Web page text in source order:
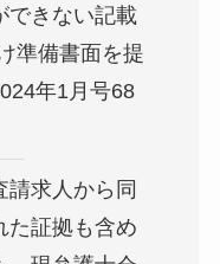
できない記載
準備書面を提
年1月号68
請求人から同
た証拠も含め